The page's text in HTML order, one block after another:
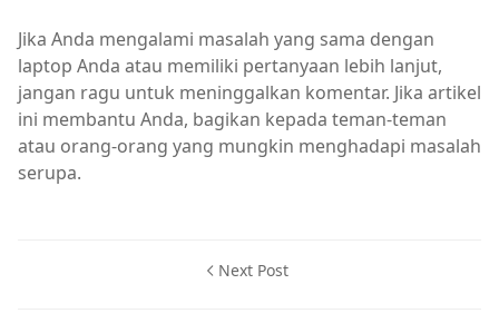
Jika Anda mengalami masalah yang sama dengan
laptop Anda atau memiliki pertanyaan lebih lanjut,
jangan ragu untuk meninggalkan komentar. Jika artikel
ini membantu Anda, bagikan kepada teman-teman
atau orang-orang yang mungkin menghadapi masalah
serupa.
Next Post